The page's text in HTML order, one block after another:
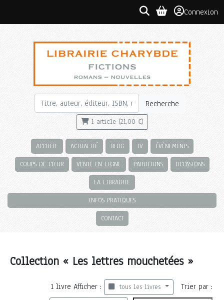
Connexion
Recherche
1 article (21,00 €)
ACCUEIL ACTUALITÉ BLOG TV ÉVÈNEMENTS
COUPS DE CŒUR VENTE EN LIGNE PARUTIONS OCCASIONS
LA LIBRAIRIE
INFOS PRATIQUES
CONTACT
Collection « Les lettres mouchetées »
1 livreAfficher : tous les livres Trier par :